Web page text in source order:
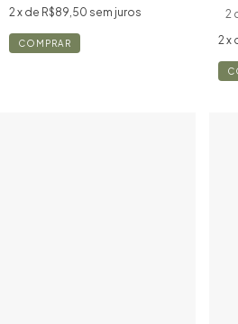
2x de R$89,50 sem juros
COMPRAR
2
2x